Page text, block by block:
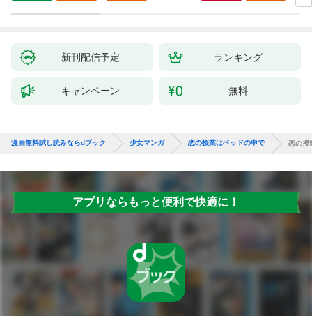
新刊配信予定 ランキング
キャンペーン 無料
漫画無料試し読みならdブック 少女マンガ 恋の授業はベッドの中で 恋の授
アプリならもっと便利で快適に！